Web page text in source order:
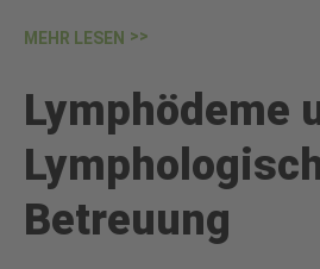
MEHR LESEN
Lymphödeme
Betreuung